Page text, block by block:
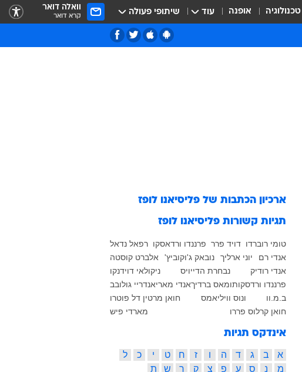
טכנולוגיה אופנה עוד שיתופי פעולה וואלה דואר
קרא דואר
ארכיון הכתבות של פליסיאנו לופז
תגיות קשורות פליסיאנו לופז
טומי רוברדו דויד פרר פרננדו ורדאסקו רפאל נדאל
אנדי רם
יוני ארליך נובאק ג'וקוביץ'
אלברט קוסטה
אנדי רודיק
נבחרת הדייויס
ניקולאי דוידנקו
פרננדו ורדסקותומאס ברדיךאנדי מאריאנדריי גולובב
ב.מ.וו
ונוס וויליאמס
חואן מרטין דל פוטרו
חואן קרלוס פררו
מארדי פיש
אינדקס תגיות
א ב ג ד ה ו ז ח ט י כ
ל
מ
נ ס ע פ צ ק ר ש ת